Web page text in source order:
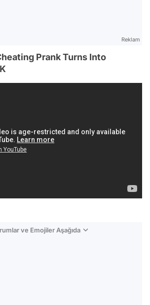
Reklam
Prank Turns Into
ve Emojiler Aşağıda